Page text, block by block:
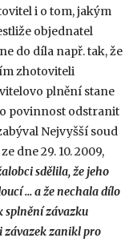
i o tom, jakým
objednatel
do díla např. tak, že
zhotoviteli
plnění stane
povinnost odstranit
Nejvyšší soud
dne 29. 10. 2009,
sdělila, že jeho
… a že nechala dílo
splnění závazku
závazek zanikl pro